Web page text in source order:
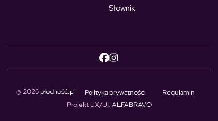
Słownik
@ 2026płodność.pl Polityka prywatności
Regulamin
Projekt UX/UI: ALFABRAVO